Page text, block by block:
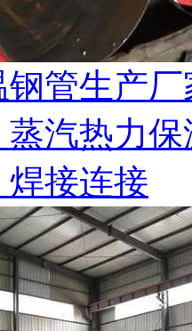
管生产厂
蒸汽热力保
焊接连接